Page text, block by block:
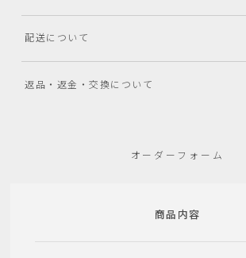
配送について
返品・返金・交換について
オーダーフォーム
商品内容